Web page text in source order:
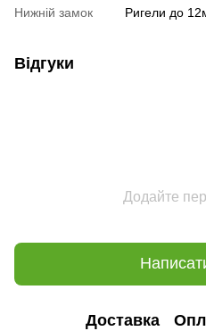
Нижній замок
Ригели до
Відгуки
Додайте
Доставка